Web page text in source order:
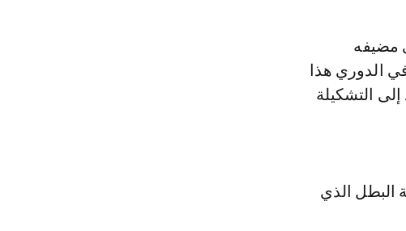
مضيفه
الدقيقة 15، رافعا رصيده إلى 16 هدفا في الدوري هذا
التشكيلة
البطل الذي